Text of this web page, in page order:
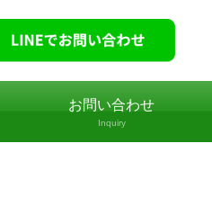
お問い合わせ
Inquiry